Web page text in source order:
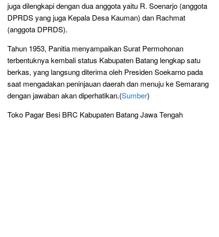
juga dilengkapi dengan dua anggota yaitu R. Soenarjo (anggota
DPRDS yang juga Kepala Desa Kauman) dan Rachmat
(anggota DPRDS).
Tahun 1953, Panitia menyampaikan Surat Permohonan
terbentuknya kembali status Kabupaten Batang lengkap satu
berkas, yang langsung diterima oleh Presiden Soekarno pada
saat mengadakan peninjauan daerah dan menuju ke Semarang
dengan jawaban akan diperhatikan.(Sumber)
Toko Pagar Besi BRC Kabupaten Batang Jawa Tengah